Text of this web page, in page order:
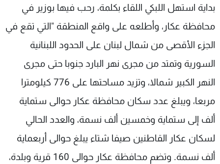
بداية استهل اللبكي اللقاء بكلمة، رحب فيها بوزير في
محافظة عكار، وأطلعه على واقع المنطقة "التي تقع في
الجزء الأقصى من شمال لبنان على الحدود اللبنانية
السورية وتمتد من مجرى نهر البارد جنوبا حتى مجرى
النهر الكبير شمالا، وتزيد مساحتها على 776 كيلومترا
مربعا، ويبلغ عدد سكان محافظة عكار حوالى ستماية
ألف إلى ستماية وخمسين ألف نسمة، والعدد الحالي
لسكان عكار القاطنين صيفا شتاء يبلغ حوالى أربعماية
ألف نسمة. وتضم محافظة عكار حوالى 160 قرية وبلدة،